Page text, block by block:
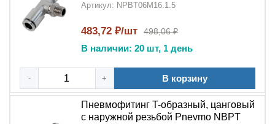
Артикул: NPBT06M16.1.5
483,72 ₽/шт 498,06 ₽
В наличии: 20 шт, 1 день
- + В корзину
Пневмофитинг T-образный, цанговый
с наружной резьбой Pnevmo NBPT